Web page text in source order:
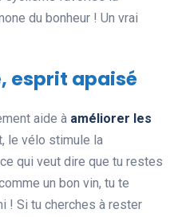
du bonheur ! Un vrai
esprit apaisé
aide à améliorer les
le vélo stimule la
qui veut dire que tu restes
un bon vin, tu te
! Si tu cherches à rester